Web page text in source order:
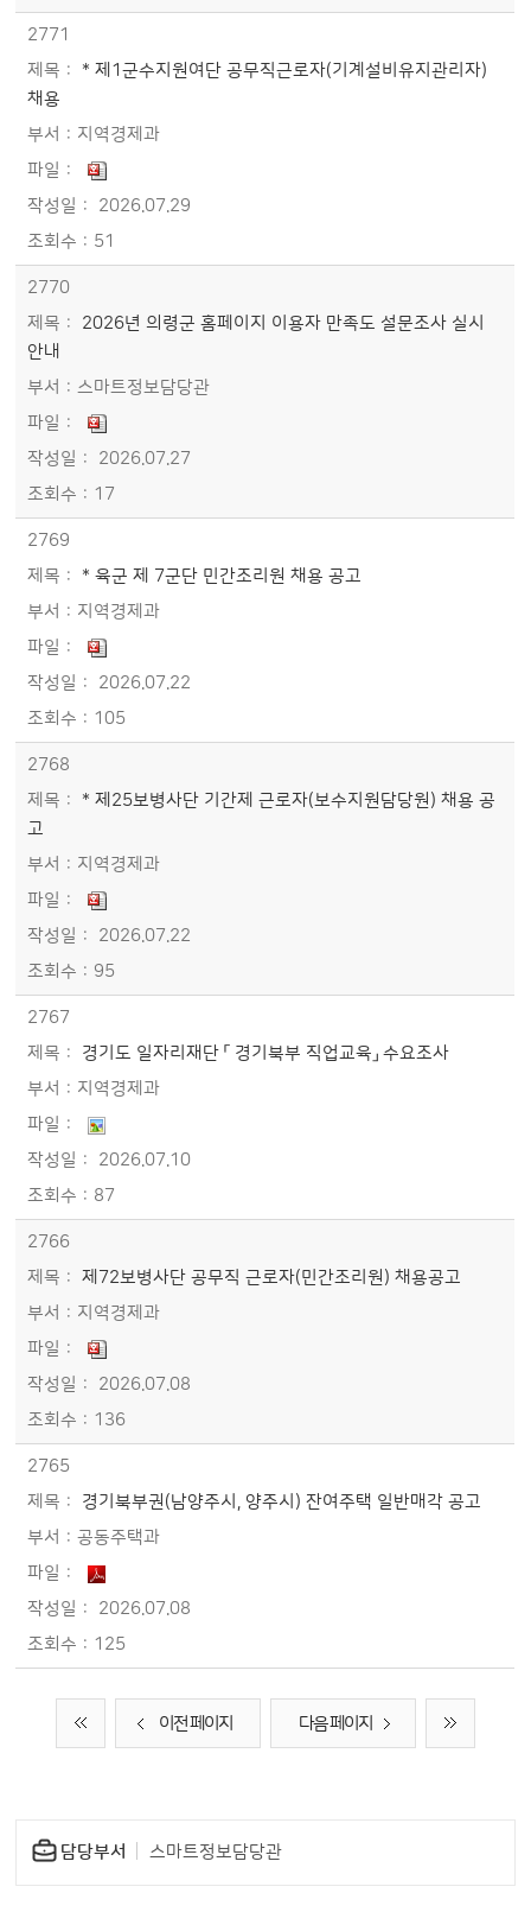
2771
* 제1군수지원여단 공무직근로자(기계설비유지관리자)
채용
지역경제과
2026.07.29
51
2770
2026년 의령군 홈페이지 이용자 만족도 설문조사 실시
안내
스마트정보담당관
2026.07.27
17
2769
* 육군 제 7군단 민간조리원 채용 공고
지역경제과
2026.07.22
105
2768
* 제25보병사단 기간제 근로자(보수지원담당원) 채용 공
고
지역경제과
2026.07.22
95
2767
경기도 일자리재단 「 경기북부 직업교육」 수요조사
지역경제과
2026.07.10
87
2766
제72보병사단 공무직 근로자(민간조리원) 채용공고
지역경제과
2026.07.08
136
2765
경기북부권(남양주시, 양주시) 잔여주택 일반매각 공고
공동주택과
2026.07.08
125
이전 페이지 다음 페이지
담당부서 스마트정보담당관